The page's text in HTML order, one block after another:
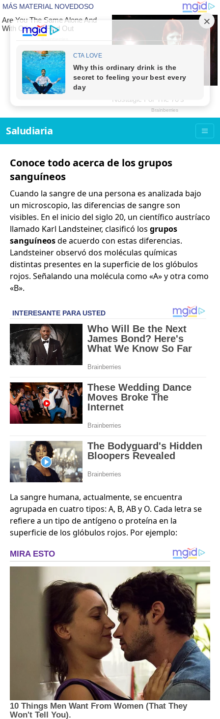
Saludiaria
Conoce todo acerca de los grupos
sanguíneos
Cuando la sangre de una persona es analizada bajo
un microscopio, las diferencias de sangre son
visibles. En el inicio del siglo 20, un científico austríaco
llamado Karl Landsteiner, clasificó los grupos
sanguíneosde acuerdo con estas diferencias.
Landsteiner observó dos moléculas químicas
distintas presentes en la superficie de los glóbulos
rojos. Señalando una molécula como «A» y otra como
«B».
La sangre humana, actualmente, se encuentra
agrupada en cuatro tipos: A, B, AB y O. Cada letra se
refiere a un tipo de antígeno o proteína en la
superficie de los glóbulos rojos. Por ejemplo: